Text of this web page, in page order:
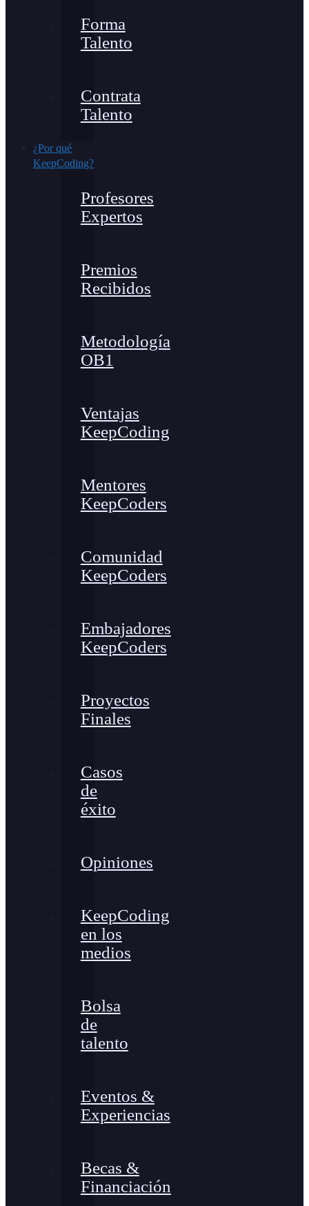
Forma
Talento
Contrata
Talento
¿Por qué
KeepCoding?
Profesores
Expertos
Premios
Recibidos
Metodología
OB1
Ventajas
KeepCoding
Mentores
KeepCoders
Comunidad
KeepCoders
Embajadores
KeepCoders
Proyectos
Finales
Casos
de
éxito
Opiniones
KeepCoding
en los
medios
Bolsa
de
talento
Eventos &
Experiencias
Becas &
Financiación